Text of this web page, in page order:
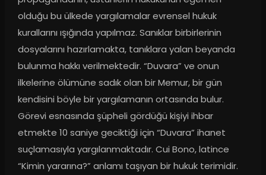
olduğu bu ülkede yargılamalar evrensel hukuk
kurallarını ışığında yapılmaz. Sanıklar birbirlerinin
dosyalarını hazırlamakta, tanıklara yalan beyanda
bulunma hakkı verilmektedir. “Duvara” ve onun
ilkelerine ölümüne sadık olan bir Memur, bir gün
kendisini böyle bir yargılamanın ortasında bulur.
Görevi esnasında şüpheli gördüğü kişiyi ihbar
etmekte 10 saniye geciktiği için “Duvara” ihanet
suçlamasıyla yargılanmaktadır. Cui Bono, latince
“Kimin yararına?” anlamı taşıyan bir hukuk terimidir.